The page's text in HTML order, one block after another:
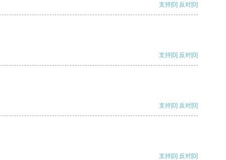
支持[0] 反对[0]
支持[0] 反对[0]
支持[0] 反对[0]
支持[0] 反对[0]